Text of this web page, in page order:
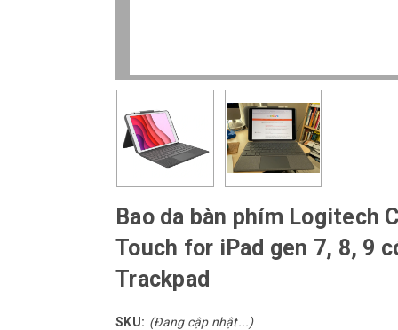
Bao da bàn phím Logitech
Touch for iPad gen 7, 8, 9
Trackpad
SKU: (Đang cập nhật...)